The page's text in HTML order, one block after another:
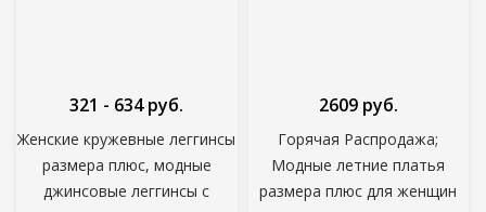
Женские кружевные леггинсы
размера плюс, модные
джинсовые леггинсы с
321 - 634 руб.
Горячая Распродажа;
Модные летние платья
размера плюс для женщин
2609 руб.